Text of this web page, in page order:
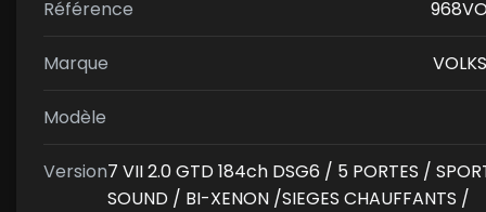
Référence
Marque
Modèle
Version7 VII 2.0 GTD 184ch DSG6 / 5 PORTES /
SOUND / BI-XENON /SIEGES CHAUFFANTS /